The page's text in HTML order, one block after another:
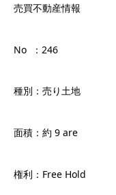
売買不動産情報
No ：246
種別：売り土地
面積：約 9 are
権利：Free Hold